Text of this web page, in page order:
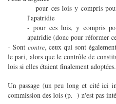
- pour ces lois y compris
l'apatridie
- pour ces lois, y compris
apatridie (donc pour réformer
- Sont contre, ceux qui sont
le pari, alors que le contrôle de
lois si elles étaient finalement adoptées.
Un passage (un peu long et cité ici
commission des lois (p. ) n'est pas